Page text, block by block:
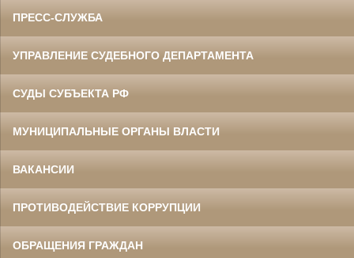
ПРЕСС-СЛУЖБА
УПРАВЛЕНИЕ СУДЕБНОГО ДЕПАРТАМЕНТА
СУДЫ СУБЪЕКТА РФ
МУНИЦИПАЛЬНЫЕ ОРГАНЫ ВЛАСТИ
ВАКАНСИИ
ПРОТИВОДЕЙСТВИЕ КОРРУПЦИИ
ОБРАЩЕНИЯ ГРАЖДАН